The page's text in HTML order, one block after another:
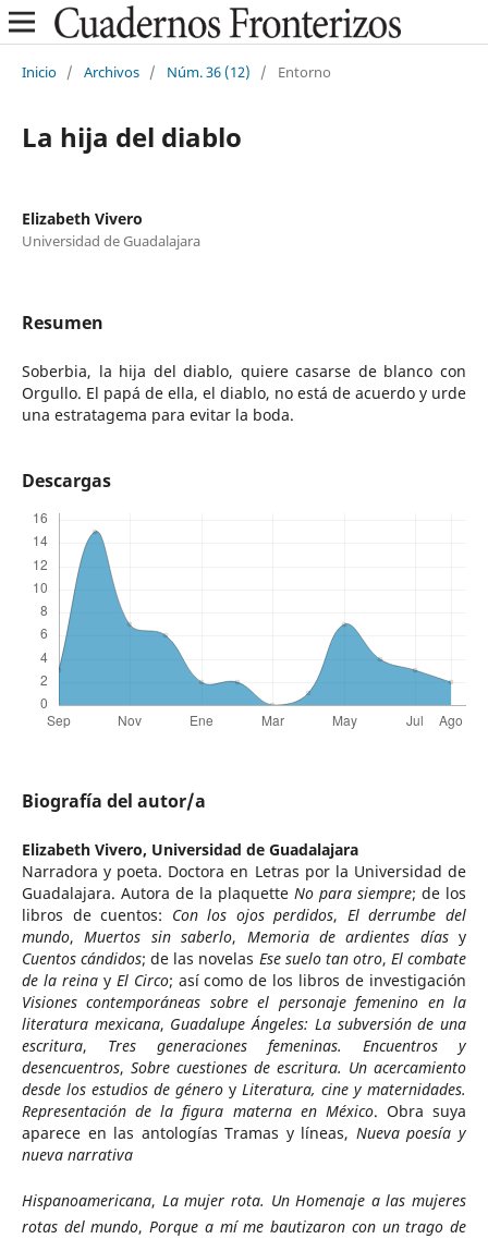
Inicio / Archivos / Núm. 36 (12) / Entorno
La hija del diablo
Elizabeth Vivero
Universidad de Guadalajara
Resumen
Soberbia, la hija del diablo, quiere casarse de blanco con
Orgullo. El papá de ella, el diablo, no está de acuerdo y urde
una estratagema para evitar la boda.
Descargas
Biografía del autor/a
Elizabeth Vivero, Universidad de Guadalajara
Narradora y poeta. Doctora en Letras por la Universidad de
Guadalajara. Autora de la plaquetteNo para siempre; de los
libros de cuentos: Con los ojos perdidos, El derrumbe del
mundo,Muertos sin saberlo, Memoria de ardientes díasy
Cuentos cándidos; de las novelas Ese suelo tan otro, El combate
de la reina y El Circo; así como de los libros de investigación
Visiones contemporáneas sobre el personaje femenino en la
literatura mexicana, Guadalupe Ángeles: La subversión de una
escritura, Tres generaciones femeninas. Encuentros y
desencuentros, Sobre cuestiones de escritura. Un acercamiento
desde los estudios de géneroyLiteratura, cine y maternidades.
Representación de la figura materna en México. Obra suya
aparece en las antologías Tramas y líneas, Nueva poesía y
nueva narrativa
Hispanoamericana, La mujer rota. Un Homenaje a las mujeres
rotas del mundo,Porque a mí me bautizaron con un trago de